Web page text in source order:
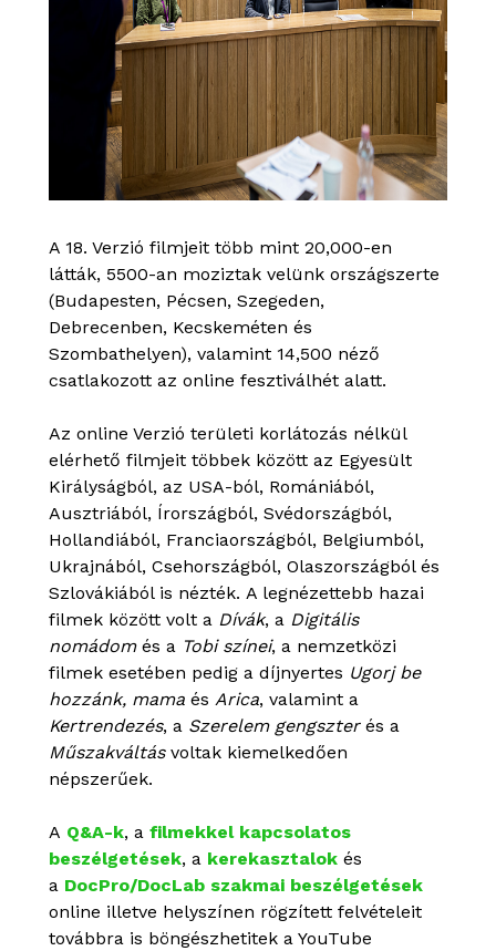
A 18. Verzió filmjeit több mint 20,000-en
látták, 5500-an moziztak velünk országszerte
(Budapesten, Pécsen, Szegeden,
Debrecenben, Kecskeméten és
Szombathelyen), valamint 14,500 néző
csatlakozott az online fesztiválhét alatt.
Az online Verzió területi korlátozás nélkül
elérhető filmjeit többek között az Egyesült
Királyságból, az USA-ból, Romániából,
Ausztriából, Írországból, Svédországból,
Hollandiából, Franciaországból, Belgiumból,
Ukrajnából, Csehországból, Olaszországból és
Szlovákiából is nézték. A legnézettebb hazai
filmek között volt a Dívák, a Digitális
nomádomés a Tobi színei, a nemzetközi
filmek esetében pedig a díjnyertes Ugorj be
hozzánk, mama és Arica, valamint a
Kertrendezés, a Szerelem gengszterés a
Műszakváltásvoltak kiemelkedően
népszerűek.
A Q&A-k, a filmekkel kapcsolatos
beszélgetések, a kerekasztalok és
a DocPro/DocLab szakmai beszélgetések
online illetve helyszínen rögzített felvételeit
továbbra is böngészhetitek a YouTube